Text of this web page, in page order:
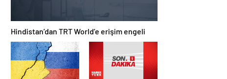
Hindistan’dan TRT World’e erişim engeli